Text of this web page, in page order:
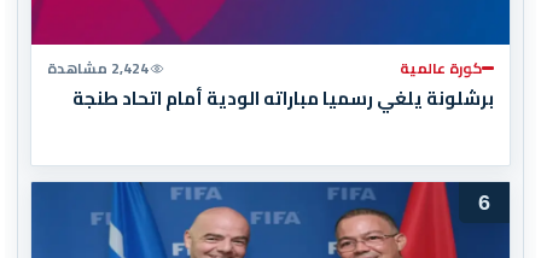
كورة عالمية 2,424 مشاهدة
برشلونة يلغي رسميا مباراته الودية أمام اتحاد طنجة
6